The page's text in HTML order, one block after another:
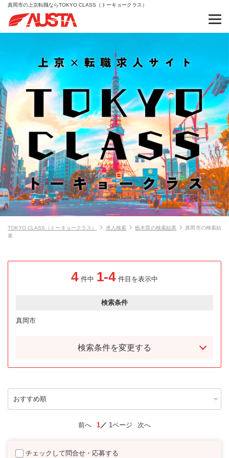
真岡市の上京転職ならTOKYO CLASS（トーキョークラス）
TOKYO CLASS（トーキョークラス） 求人検索 栃木県の検索結果
真岡市の検索結
果
4 件中 1-4 件目を表示中
検索条件
真岡市
検索条件を変更する
前へ 1 1ページ 次へ
チェックして問合せ・応募する